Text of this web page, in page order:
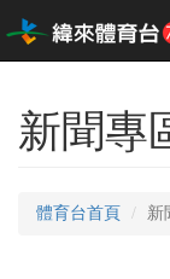
新聞專
體育台首頁 新